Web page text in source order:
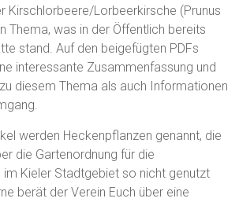
Kirschlorbeere/Lorbeerkirsche (Prunus
Thema, was in der Öffentlich bereits
stand. Auf den beigefügten PDFs
interessante Zusammenfassung und
diesem Thema als auch Informationen
werden Heckenpflanzen genannt, die
die Gartenordnung für die
im Kieler Stadtgebiet so nicht genutzt
berät der Verein Euch über eine